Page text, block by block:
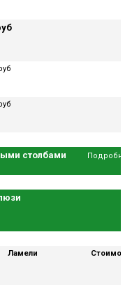
столбами
Ламели